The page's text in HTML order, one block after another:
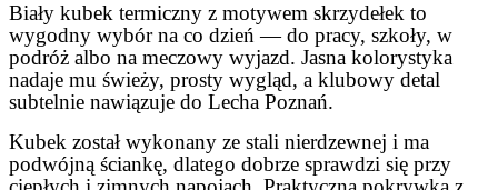
Biały kubek termiczny z motywem skrzydełek to
wygodny wybór na co dzień — do pracy, szkoły, w
podróż albo na meczowy wyjazd. Jasna kolorystyka
nadaje mu świeży, prosty wygląd, a klubowy detal
subtelnie nawiązuje do Lecha Poznań.
Kubek został wykonany ze stali nierdzewnej i ma
podwójną ściankę, dlatego dobrze sprawdzi się przy